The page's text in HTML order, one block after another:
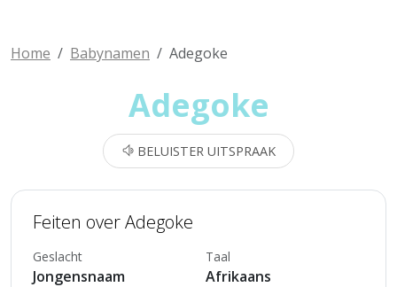
Home Babynamen Adegoke
Adegoke
BELUISTER UITSPRAAK
Feiten over Adegoke
Geslacht
Jongensnaam
Taal
Afrikaans